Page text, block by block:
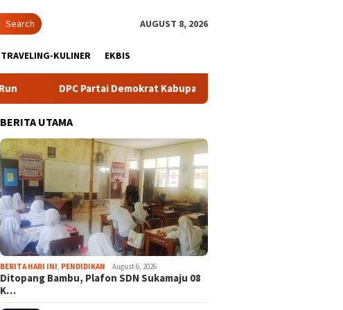
Search AUGUST 8, 2026
TRAVELING-KULINER EKBIS
DPC Partai Demokrat Kabupaten Bogor Gelar Lomba Pidato “AHY
BERITA UTAMA
BERITA HARI INI PENDIDIKAN August 6, 2026
Ditopang Bambu, Plafon SDN Sukamaju 08
K…